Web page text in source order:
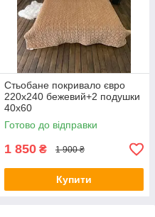
Стьобане покривало євро
220х240 бежевий+2 подушки
40х60
Готово до відправки
1 850 ₴ 1 900 ₴
Купити